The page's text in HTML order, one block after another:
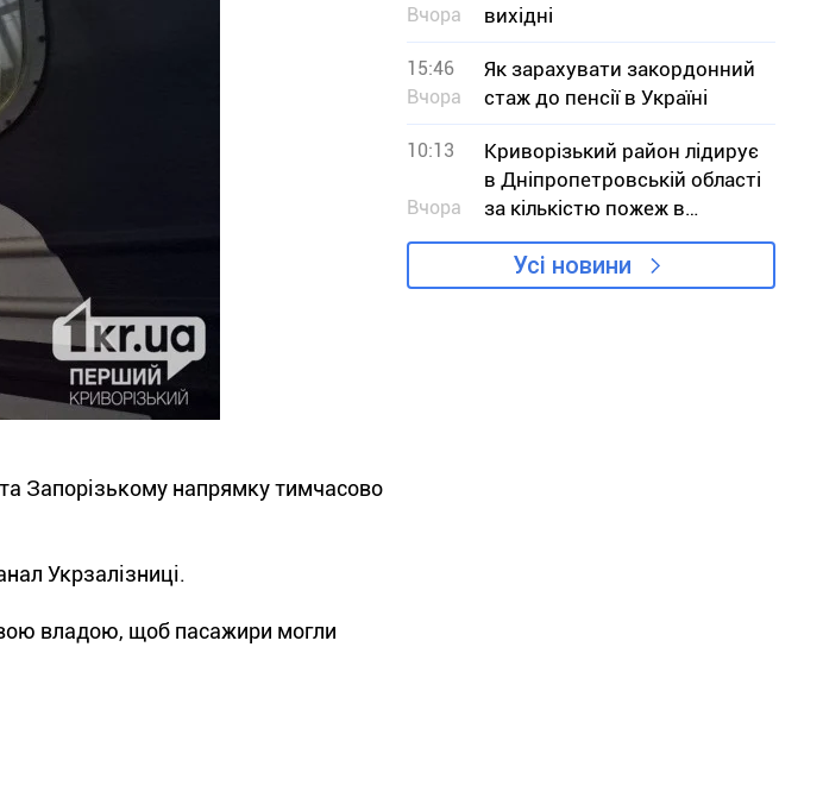
та Запорізькому напрямку тимчасово
Укрзалізниці.
владою, щоб пасажири могли
Вчора
вихідні
15:46
Вчора
Як зарахувати закордонний
стаж до пенсії в Україні
10:13
Вчора
Криворізький район лідирує
в Дніпропетровській області
за кількістю пожеж в
екосистемах
Усі новини